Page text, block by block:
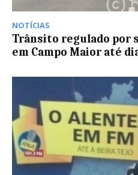
NOTÍCIAS
Trânsito regulado por
em Campo Maior até